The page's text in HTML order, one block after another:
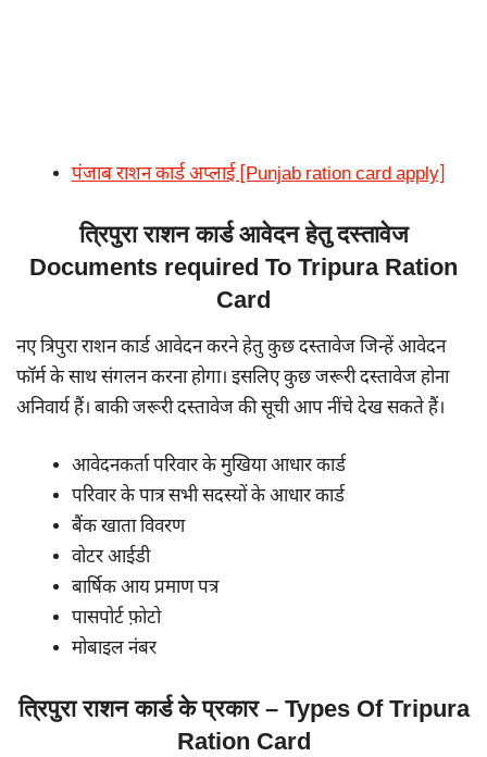
पंजाब राशन कार्ड अप्लाई [Punjab ration card apply]
त्रिपुरा राशन कार्ड आवेदन हेतु दस्तावेज
Documents required To Tripura Ration
Card
नए त्रिपुरा राशन कार्ड आवेदन करने हेतु कुछ दस्तावेज जिन्हें आवेदन
फॉर्म के साथ संगलन करना होगा। इसलिए कुछ जरूरी दस्तावेज होना
अनिवार्य हैं। बाकी जरूरी दस्तावेज की सूची आप नींचे देख सकते हैं।
आवेदनकर्ता परिवार के मुखिया आधार कार्ड
परिवार के पात्र सभी सदस्यों के आधार कार्ड
बैंक खाता विवरण
वोटर आईडी
बार्षिक आय प्रमाण पत्र
पासपोर्ट फ़ोटो
मोबाइल नंबर
त्रिपुरा राशन कार्ड के प्रकार – Types Of Tripura
Ration Card